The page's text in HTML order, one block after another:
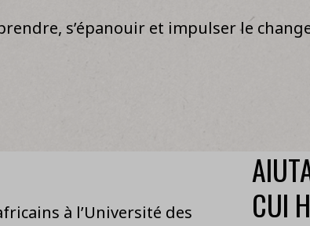
s’épanouir et impulser le
à l’Université des
CUI